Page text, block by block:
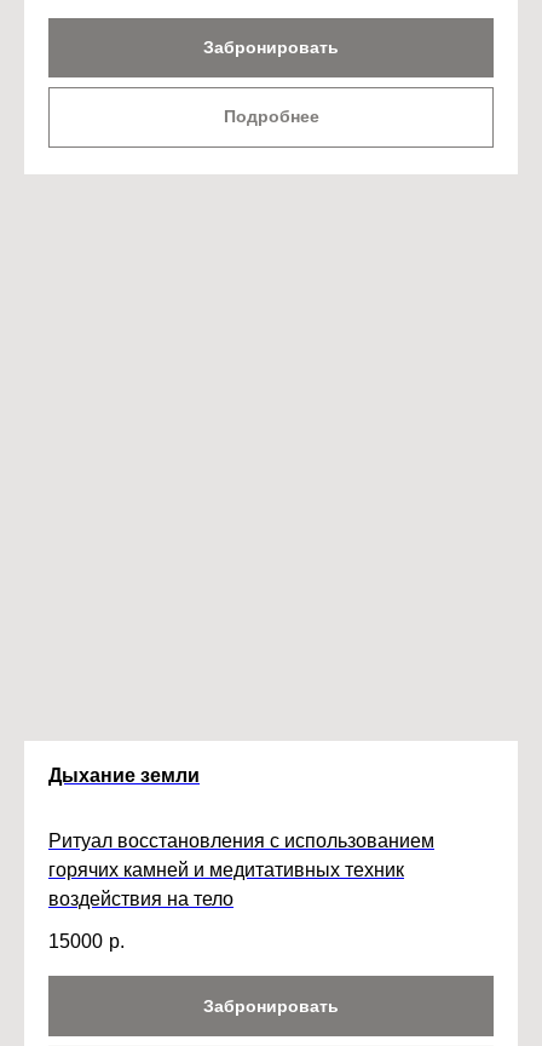
Забронировать
Подробнее
Дыхание земли
Ритуал восстановления с использованием
горячих камней и медитативных техник
воздействия на тело
15000 р.
Забронировать